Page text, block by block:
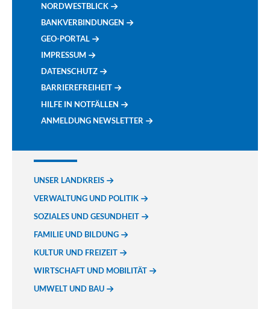
NORDWESTBLICK
BANKVERBINDUNGEN
GEO-PORTAL
IMPRESSUM
DATENSCHUTZ
BARRIEREFREIHEIT
HILFE IN NOTFÄLLEN
ANMELDUNG NEWSLETTER
UNSER LANDKREIS
VERWALTUNG UND POLITIK
SOZIALES UND GESUNDHEIT
FAMILIE UND BILDUNG
KULTUR UND FREIZEIT
WIRTSCHAFT UND MOBILITÄT
UMWELT UND BAU